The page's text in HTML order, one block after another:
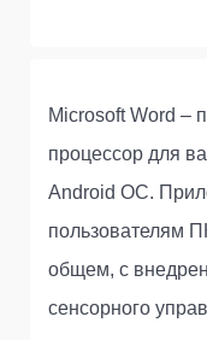
Microsoft Word –
процессор для
Android ОС.
пользователям
общем, с
сенсорного